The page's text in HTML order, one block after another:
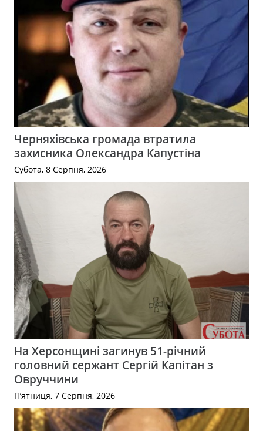
Черняхівська громада втратила
захисника Олександра Капустіна
Субота, 8 Серпня, 2026
На Херсонщині загинув 51-річний
головний сержант Сергій Капітан з
Овруччини
П’ятниця, 7 Серпня, 2026